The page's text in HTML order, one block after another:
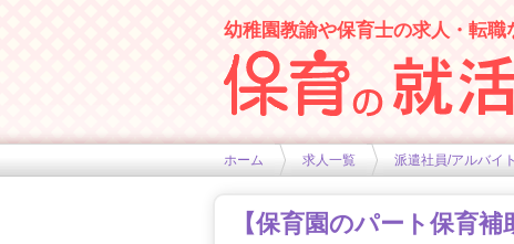
幼稚園教諭や保育士の求人・転職
ホーム 求人一覧 派遣社員/アルバイ
【保育園のパート保育